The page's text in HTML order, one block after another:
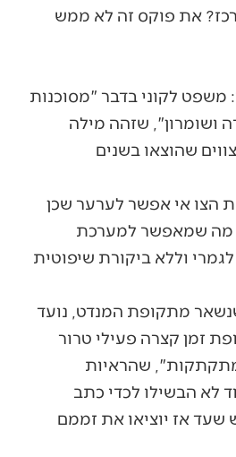
את פוקס זה לא ממש
משפט לקוני בדבר "מסוכנות
ושומרון", שזהה מילה
שהוצאו בשנים
הצו אי אפשר לערער שכן
מה שמאפשר למערכת
וללא ביקורת שיפוטית
מתקופת המנדט, נועד
זמן קצרה פעילי טרור
שהראיות
לא הבשילו לכדי כתב
אז יוציאו את זממם